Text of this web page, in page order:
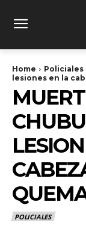
Home Policiales
lesiones en la
POLICIALES